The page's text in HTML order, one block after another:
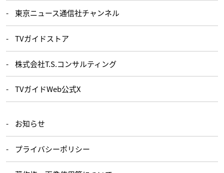
東京ニュース通信社チャンネル
TVガイドストア
株式会社T.S.コンサルティング
TVガイドWeb公式X
お知らせ
プライバシーポリシー